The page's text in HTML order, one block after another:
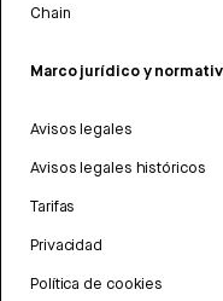
Chain
Marco jurídico y
Avisos legales
Avisos legales históricos
Tarifas
Privacidad
Política de cookies